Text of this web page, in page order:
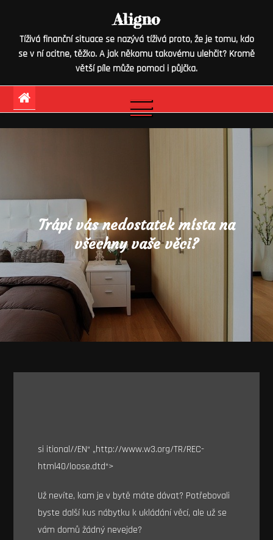
content
Aligno
Tíživá finanční situace se nazývá tíživá proto, že je tomu, kdo
se v ní ocitne, těžko. A jak někomu takovému ulehčit? Kromě
větší píle může pomoci i půjčka.
Trápí vás nedostatek místa na
všechny vaše věci?
si itional//EN“ „http://www.w3.org/TR/REC-
html40/loose.dtd“>
Už nevíte, kam je v bytě máte dávat? Potřebovali
byste další kus nábytku k ukládání věcí, ale už se
vám domů žádný nevejde?